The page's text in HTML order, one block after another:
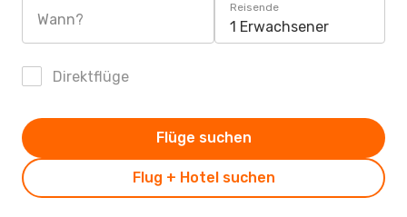
Wann?
Reisende
1 Erwachsener
Direktflüge
Flug + Hotel suchen
Flüge suchen